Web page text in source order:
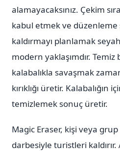
alamayacaksınız. Çekim
kabul etmek ve düzenleme
kaldırmayı planlamak
modern yaklaşımdır. Temiz
kalabalıkla savaşmak
kırıklığı üretir.
temizlemek sonuç üretir.
Magic Eraser, kişi veya grup
darbesiyle turistleri